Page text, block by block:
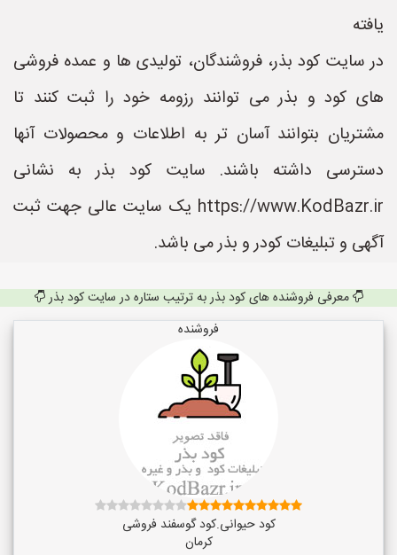
یافته
در سایت کود بذر، فروشندگان، تولیدی ها و عمده فروشی
های کود و بذر می توانند رزومه خود را ثبت کنند تا
مشتریان بتوانند آسان تر به اطلاعات و محصولات آنها
دسترسی داشته باشند. سایت کود بذر به نشانی
https://www.KodBazr.ir یک سایت عالی جهت ثبت
آگهی و تبلیغات کودر و بذر می باشد.
معرفی فروشنده های کود بذر به ترتیب ستاره در سایت کود بذر
فروشنده
کود حیوانی.کود گوسفند فروشی
کرمان